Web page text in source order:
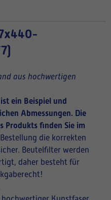
aus hochwertigen
ein Beispiel und
Abmessungen. Die
Produkts finden Sie im
die korrekten
Beutelfilter werden
daher besteht für